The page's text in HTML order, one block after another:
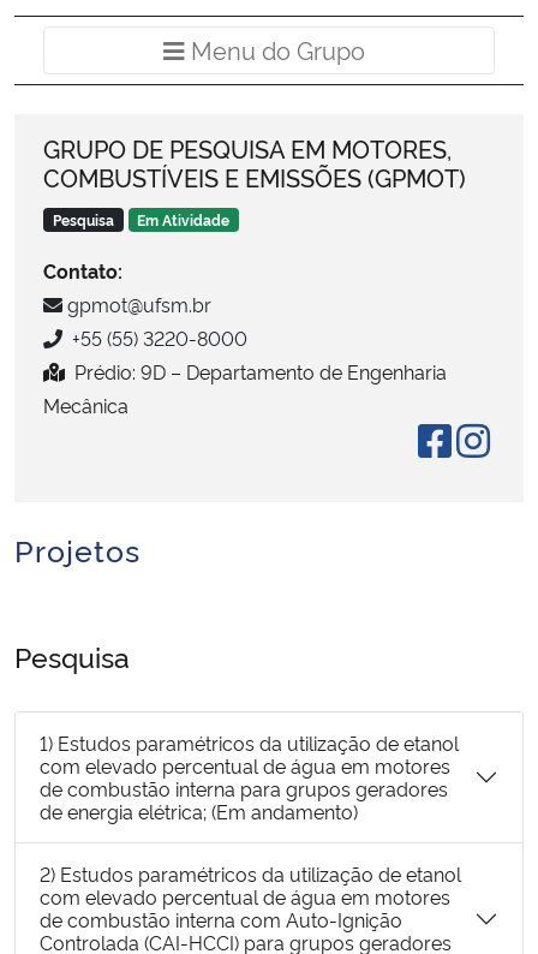
Ministério da Ciência, Tecnologia, Inovações e Comunicações
Ministério do Turismo
Controladoria-Geral da União
Ministério da Mulher, da Família e dos Direitos Humanos
Gabinete de Segurança Institucional
Planalto
Menu do Grupo
GRUPO DE PESQUISA EM MOTORES,
COMBUSTÍVEIS E EMISSÕES (GPMOT)
Pesquisa Em Atividade
Contato:
gpmot@ufsm.br
+55 (55) 3220-8000
Prédio: 9D – Departamento de Engenharia
Mecânica
Projetos
Pesquisa
1) Estudos paramétricos da utilização de etanol
com elevado percentual de água em motores
de combustão interna para grupos geradores
de energia elétrica; (Em andamento)
2) Estudos paramétricos da utilização de etanol
com elevado percentual de água em motores
de combustão interna com Auto-Ignição
Controlada (CAI-HCCI) para grupos geradores